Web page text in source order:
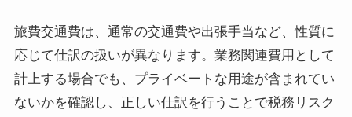
旅費交通費は、通常の交通費や出張手当など、性質に
応じて仕訳の扱いが異なります。業務関連費用として
計上する場合でも、プライベートな用途が含まれてい
ないかを確認し、正しい仕訳を行うことで税務リスク